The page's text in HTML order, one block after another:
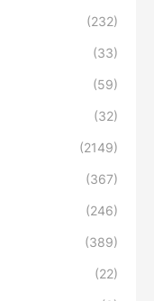
(232)
(33)
(59)
(32)
(2149)
(367)
(246)
(389)
(22)